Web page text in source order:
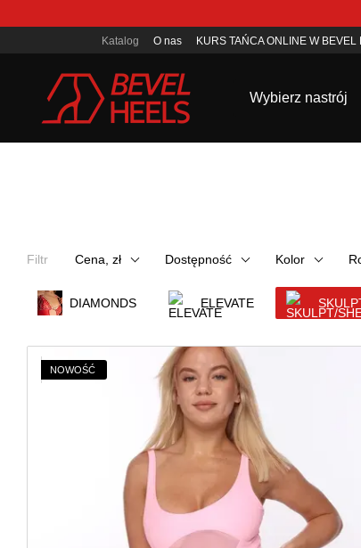
Katalog O nas KURS TAŃCA ONLINE W BEVEL
Wybierz nastrój
Filtr Cena, zł Dostępność Kolor
DIAMONDS ELEVATE
NOWOŚĆ